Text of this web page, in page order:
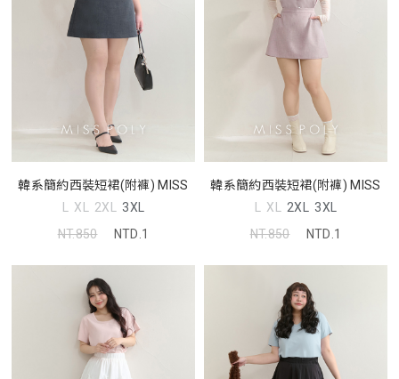
韓系簡約西裝短裙(附褲) MISS
L XL 2XL 3XL
NT.850
NTD.1
韓系簡約西裝短裙(附褲) MISS
L XL 2XL 3XL
NT.850
NTD.1